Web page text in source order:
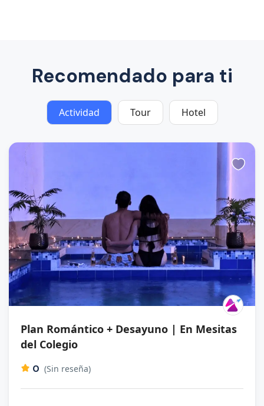
Recomendado para ti
Actividad Tour Hotel
Plan Romántico + Desayuno | En Mesitas
del Colegio
0 (Sin reseña)